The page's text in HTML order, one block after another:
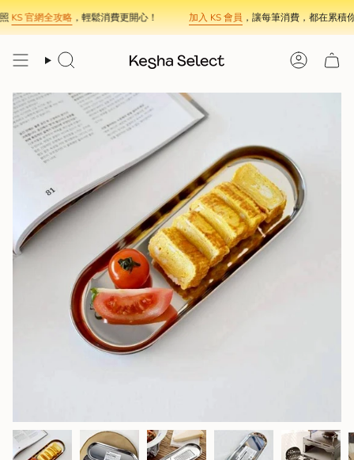
Skip
to
content
KS 官網全攻略，輕鬆消費更開心！ 加入 KS 會員，讓每筆消費，都在累積你
Search Account